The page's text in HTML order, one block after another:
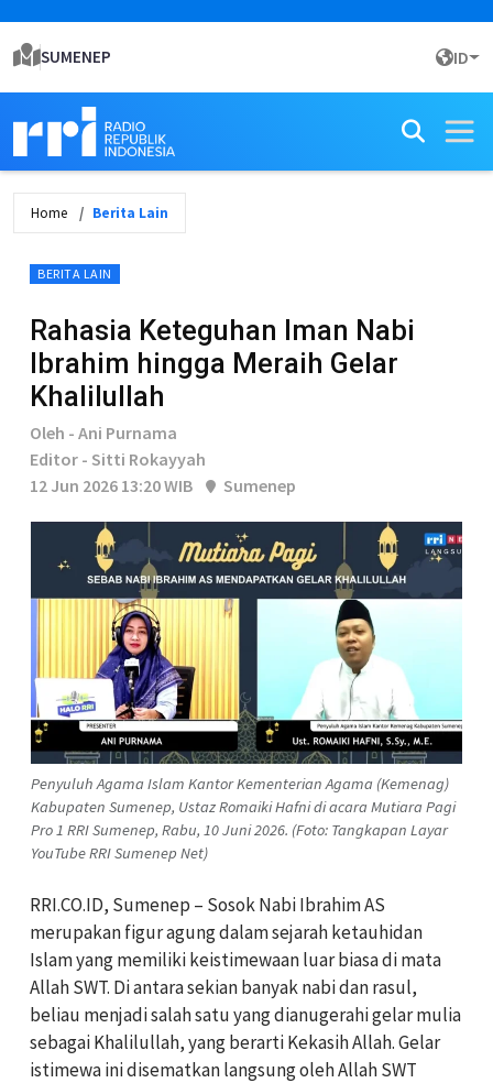
SUMENEP ID
Home Berita Lain
BERITA LAIN
Rahasia Keteguhan Iman Nabi
Ibrahim hingga Meraih Gelar
Khalilullah
Oleh - Ani Purnama
Editor - Sitti Rokayyah
12 Jun 2026 13:20 WIB
Sumenep
Penyuluh Agama Islam Kantor Kementerian Agama (Kemenag)
Kabupaten Sumenep, Ustaz Romaiki Hafni di acara Mutiara Pagi
Pro 1 RRI Sumenep, Rabu, 10 Juni 2026. (Foto: Tangkapan Layar
YouTube RRI Sumenep Net)
RRI.CO.ID, Sumenep – Sosok Nabi Ibrahim AS
merupakan figur agung dalam sejarah ketauhidan
Islam yang memiliki keistimewaan luar biasa di mata
Allah SWT. Di antara sekian banyak nabi dan rasul,
beliau menjadi salah satu yang dianugerahi gelar mulia
sebagai Khalilullah, yang berarti Kekasih Allah. Gelar
istimewa ini disematkan langsung oleh Allah SWT